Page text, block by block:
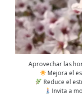
Aprovechar las
Mejora el
Reduce el
Invita a